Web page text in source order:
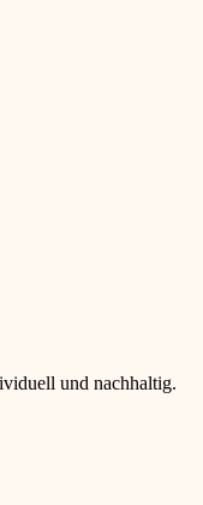
und nachhaltig.